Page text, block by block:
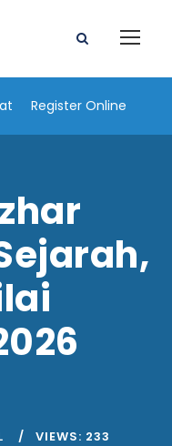
Register Online
VIEWS: 233